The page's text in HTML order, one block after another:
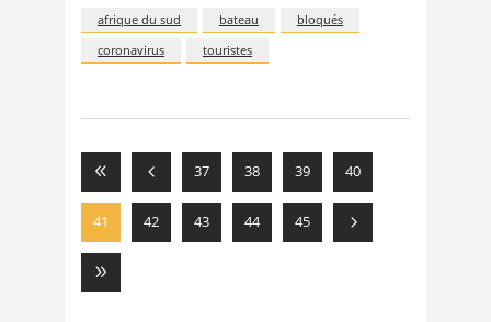
afrique du sud bateau
bloqués
coronavirus
touristes
37 38 39 40
41 42 43 44 45